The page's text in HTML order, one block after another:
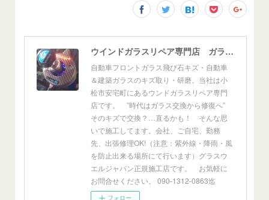
ウインドガラスリペア専門店 ガラスリペア・ヨシダ グラスウェルドジャパン 正規施工店 小松市
自動車フロントガラス飛び石キズ・自動車
＆建築ガラスのキズ取り・研磨。当社は小
松市安宅町にあるウンドガラスリペア専門
店です。 ”時代はガラス交換から修復へ”
そのキズで交換？…直るかも！ そんな思
いで施工してます。会社、ご自宅、勤務
先、出張修理OK!（注意：紫外線・降雨・風
を防止出来る場所にて行います）グラスウ
エルジャパン正規施工店です。 お気軽に
お問合せください。 090-1312-0863迄
フォロー